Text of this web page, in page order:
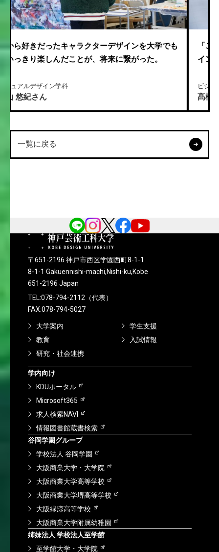
ンを大学でも
がった。
「ここで『好き』と『夢中』を見つけ
インや写真に魅せられカメラマンの道へ
一覧に戻る
〒651-2196 神戸市西区学園西町8-1-1
8-1-1 Gakuennishi-machi,Nishi-ku,Kobe
651-2196 Japan
TEL:078-794-2112（代表）
FAX:078-794-5027
大学案内
学生支援
教育
入試情報
研究・社会連携
学内向け
KDUポータル
Microsoft365
求人検索NAVI
情報図書館蔵書検索
谷岡学園グループ
学校法人 谷岡学園
大阪商業大学・大学院
大阪商業大学高等学校
大阪商業大学堺高等学校
大阪緑涼高等学校
大阪商業大学附属幼稚園
姉妹法人 学校法人至学館
至学館大学・大学院